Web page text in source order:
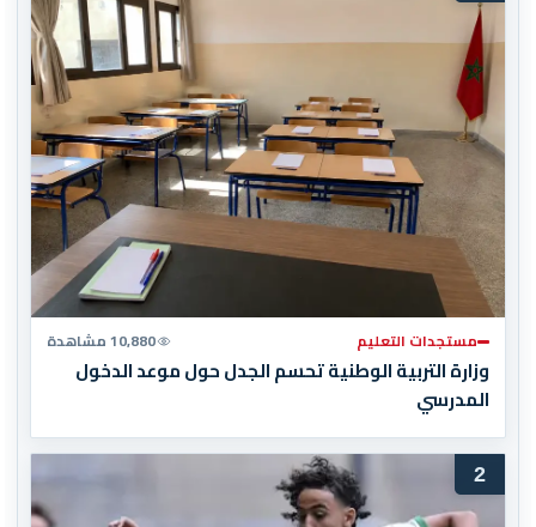
مستجدات التعليم 10,880 مشاهدة
وزارة التربية الوطنية تحسم الجدل حول موعد الدخول
المدرسي
2